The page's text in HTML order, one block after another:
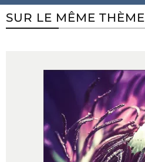
SUR LE MÊME THÈME